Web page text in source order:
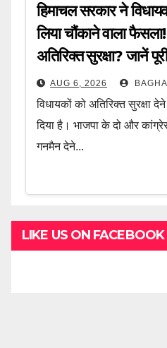
हिमाचल सरकार ने
लिया चौंकाने वाला
अतिरिक्त सुरक्षा? जानें
AUG 6, 2026
विधायकों को अतिरिक्त सुरक्षा
दिया है। भाजपा के दो और
गनमैन देने...
LIKE US ON FACEBOOK